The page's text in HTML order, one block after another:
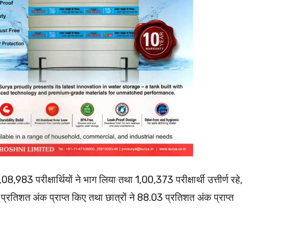
परीक्षार्थियों ने भाग लिया तथा 1,00,373 परीक्षार्थी उत्तीर्ण रहे,
अंक प्राप्त किए तथा छात्रों ने 88.03 प्रतिशत अंक प्राप्त